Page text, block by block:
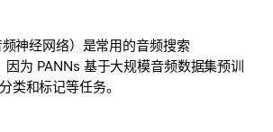
神经网络）是常用的音频搜索
为 PANNs 基于大规模音频数据集预训
类和标记等任务。